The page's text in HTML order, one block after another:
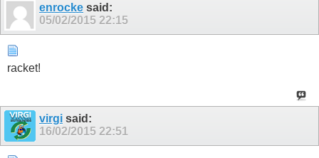
enrocke said:
05/02/2015 22:15
racket!
virgi said:
16/02/2015 22:51